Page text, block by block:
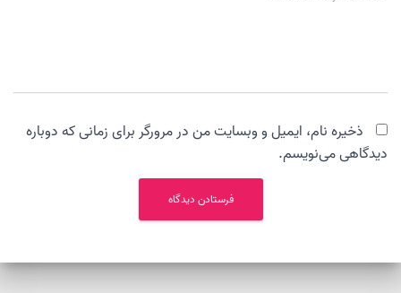
ذخیره نام، ایمیل و وبسایت من در مرورگر برای زمانی که دوباره
دیدگاهی می‌نویسم.